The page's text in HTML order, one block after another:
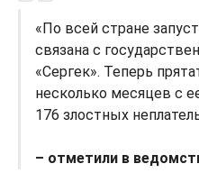
«По всей стране
связана с
«Сергек». Теперь
несколько месяцев с
176 злостных
– отметили в